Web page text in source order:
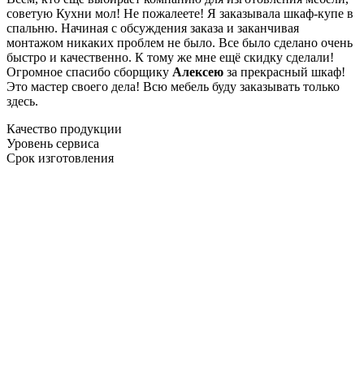
советую Кухни мол! Не пожалеете! Я заказывала шкаф-купе в
спальню. Начиная с обсуждения заказа и заканчивая
монтажом никаких проблем не было. Все было сделано очень
быстро и качественно. К тому же мне ещё скидку сделали!
Огромное спасибо сборщику Алексею за прекрасный шкаф!
Это мастер своего дела! Всю мебель буду заказывать только
здесь.
Качество продукции
Уровень сервиса
Срок изготовления